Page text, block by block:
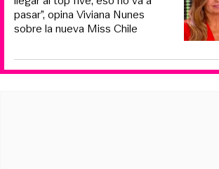
pasar”, opina Viviana Nunes
sobre la nueva Miss Chile